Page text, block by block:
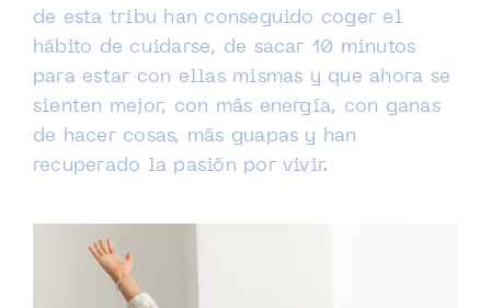
de esta tribu han conseguido coger el
hábito de cuidarse, de sacar 10 minutos
para estar con ellas mismas y que ahora se
sienten mejor, con más energía, con ganas
de hacer cosas, más guapas y han
recuperado la pasión por vivir.